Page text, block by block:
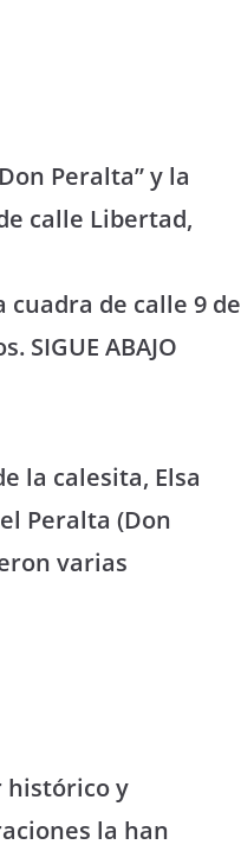
Peralta” y la
calle Libertad,
de calle 9 de
SIGUE ABAJO
la calesita, Elsa
Peralta (Don
varias
histórico y
la han